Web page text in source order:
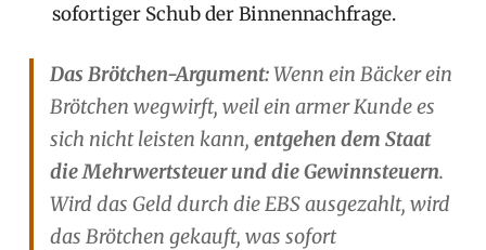
sofortiger Schub der Binnennachfrage.
Das Brötchen-Argument:Wenn ein Bäcker ein
Brötchen wegwirft, weil ein armer Kunde es
sich nicht leisten kann, entgehen dem Staat
die Mehrwertsteuer und die Gewinnsteuern.
Wird das Geld durch die EBS ausgezahlt, wird
das Brötchen gekauft, was sofort